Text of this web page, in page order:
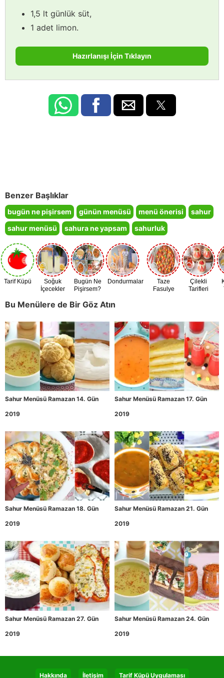
1,5 lt günlük süt,
1 adet limon.
Hazırlanışı İçin Tıklayın
Benzer Başlıklar
bugün ne pişirsem günün menüsü menü önerisi
sahur
sahur menüsü
sahura ne yapsam sahurluk
Tarif Küpü
Soğuk
İçecekler
Bugün Ne
Pişirsem?
Dondurmalar
Taze
Fasulye
Çilekli
Tarifleri
Bu Menülere de Bir Göz Atın
Sahur Menüsü Ramazan 14. Gün
2019
Sahur Menüsü Ramazan 17. Gün
2019
Sahur Menüsü Ramazan 18. Gün
2019
Sahur Menüsü Ramazan 21. Gün
2019
Sahur Menüsü Ramazan 27. Gün
2019
Sahur Menüsü Ramazan 24. Gün
2019
Hakkında İletişim Tarif Küpü Uygulaması